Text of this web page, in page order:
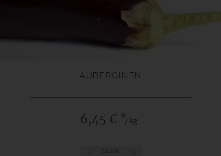
AUBERGINEN
6,45 € */ kg
Stück